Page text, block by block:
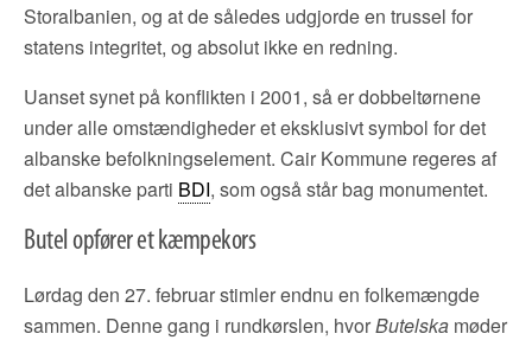
Storalbanien, og at de således udgjorde en trussel for
statens integritet, og absolut ikke en redning.
Uanset synet på konflikten i 2001, så er dobbeltørnene
under alle omstændigheder et eksklusivt symbol for det
albanske befolkningselement. Cair Kommune regeres af
det albanske parti BDI, som også står bag monumentet.
Butel opfører et kæmpekors
Lørdag den 27. februar stimler endnu en folkemængde
sammen. Denne gang i rundkørslen, hvorButelska møder